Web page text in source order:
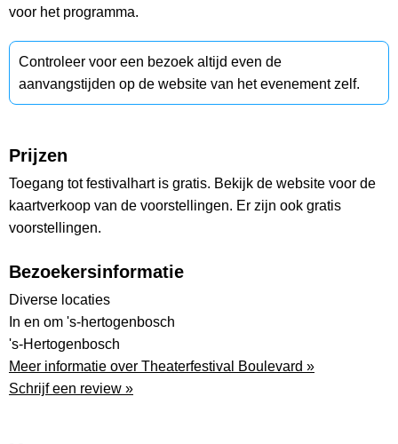
voor het programma.
Controleer voor een bezoek altijd even de
aanvangstijden op de website van het evenement zelf.
Prijzen
Toegang tot festivalhart is gratis. Bekijk de website voor de
kaartverkoop van de voorstellingen. Er zijn ook gratis
voorstellingen.
Bezoekersinformatie
Diverse locaties
In en om 's-hertogenbosch
's-Hertogenbosch
Meer informatie over Theaterfestival Boulevard »
Schrijf een review »